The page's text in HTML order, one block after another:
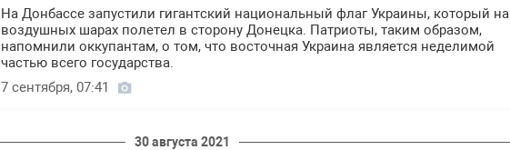
На Донбассе запустили гигантский национальный флаг Украины, который на
воздушных шарах полетел в сторону Донецка. Патриоты, таким образом,
напомнили оккупантам, о том, что восточная Украина является неделимой
частью всего государства.
7 сентября, 07:41
30 августа 2021